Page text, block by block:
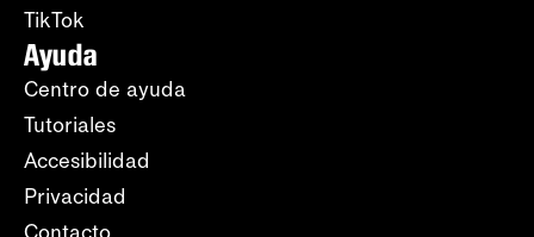
TikTok
Ayuda
Centro de ayuda
Tutoriales
Accesibilidad
Privacidad